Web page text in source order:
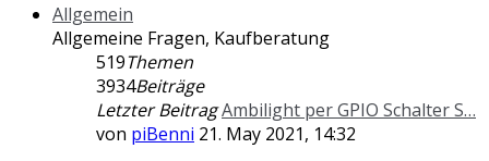
Allgemein
Allgemeine Fragen, Kaufberatung
519Themen
3934Beiträge
Letzter BeitragAmbilight per GPIO Schalter S…
von piBenni 21. May 2021, 14:32